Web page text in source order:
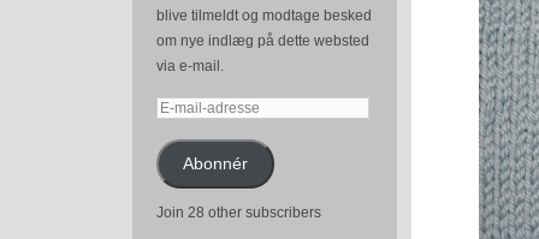
blive tilmeldt og modtage besked
om nye indlæg på dette websted
via e-mail.
E-
adresseAbonnér
Join 28 other subscribers